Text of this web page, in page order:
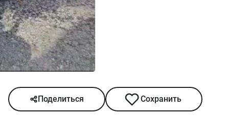
Поделиться Сохранить